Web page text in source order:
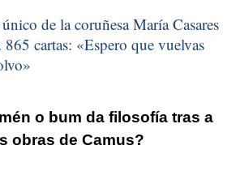
de la coruñesa María Casares
cartas: «Espero que vuelvas
o bum da filosofía tras a
obras de Camus?